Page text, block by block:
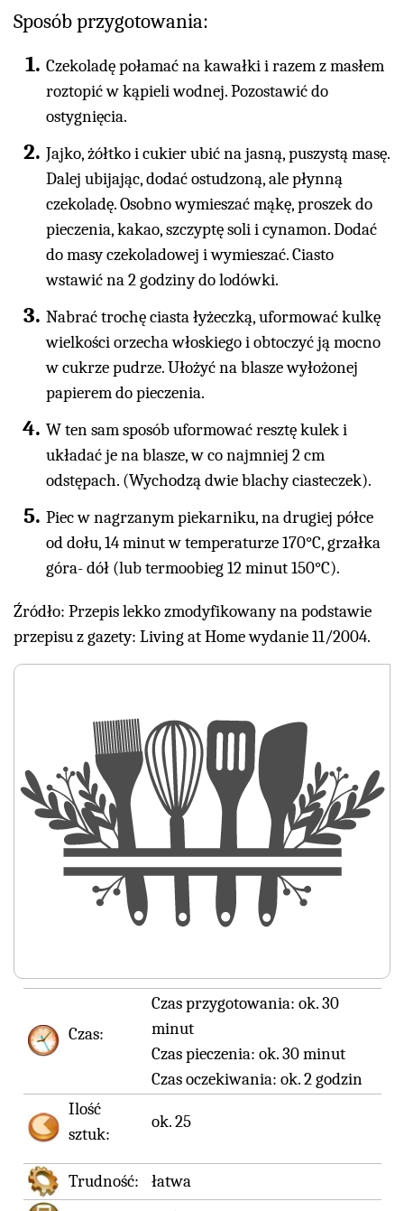
Sposób przygotowania:
Czekoladę połamać na kawałki i razem z masłem
roztopić w kąpieli wodnej. Pozostawić do
ostygnięcia.
Jajko, żółtko i cukier ubić na jasną, puszystą masę.
Dalej ubijając, dodać ostudzoną, ale płynną
czekoladę. Osobno wymieszać mąkę, proszek do
pieczenia, kakao, szczyptę soli i cynamon. Dodać
do masy czekoladowej i wymieszać. Ciasto
wstawić na 2 godziny do lodówki.
Nabrać trochę ciasta łyżeczką, uformować kulkę
wielkości orzecha włoskiego i obtoczyć ją mocno
w cukrze pudrze. Ułożyć na blasze wyłożonej
papierem do pieczenia.
W ten sam sposób uformować resztę kulek i
układać je na blasze, w co najmniej 2 cm
odstępach. (Wychodzą dwie blachy ciasteczek).
Piec w nagrzanym piekarniku, na drugiej półce
od dołu, 14 minut w temperaturze 170°C, grzałka
góra- dół (lub termoobieg 12 minut 150°C).
Źródło: Przepis lekko zmodyfikowany na podstawie
przepisu z gazety: Living at Home wydanie 11/2004.
Czas:
Czas przygotowania: ok. 30
minut
Czas pieczenia: ok. 30 minut
Czas oczekiwania: ok. 2 godzin
Ilość
sztuk:
ok. 25
Trudność:
łatwa